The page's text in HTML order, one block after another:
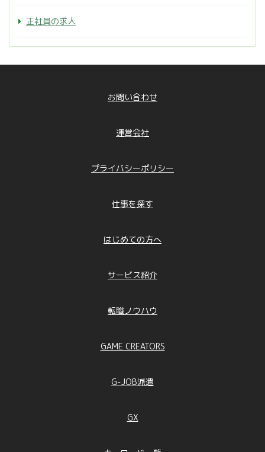
正社員の求人
お問い合わせ
運営会社
プライバシーポリシー
仕事を探す
はじめての方へ
サービス紹介
転職ノウハウ
GAME CREATORS
G-JOB派遣
GX